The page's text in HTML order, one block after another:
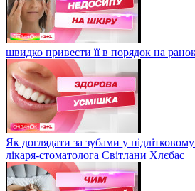
швидко привести її в порядок на
Як доглядати за зубами у
лікаря-стоматолога Світлани Хлєбас